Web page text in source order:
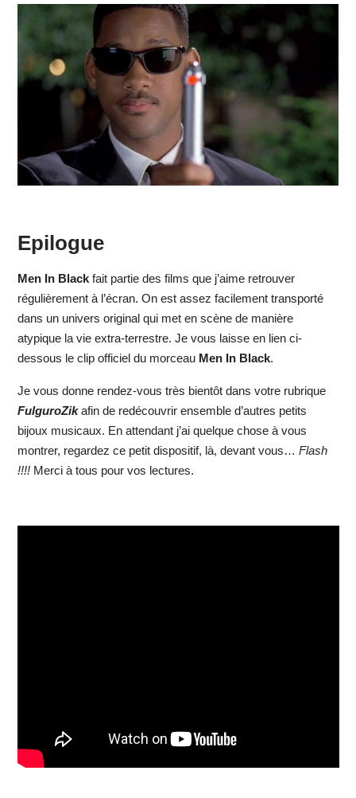
Epilogue
Men In Blackfait partie des films que j’aime retrouver
régulièrement à l’écran. On est assez facilement transporté
dans un univers original qui met en scène de manière
atypique la vie extra-terrestre. Je vous laisse en lien ci-
dessous le clip officiel du morceau Men In Black.
Je vous donne rendez-vous très bientôt dans votre rubrique
FulguroZik afin de redécouvrir ensemble d’autres petits
bijoux musicaux. En attendant j’ai quelque chose à vous
montrer, regardez ce petit dispositif, là, devant vous… Flash
!!!!Merci à tous pour vos lectures.